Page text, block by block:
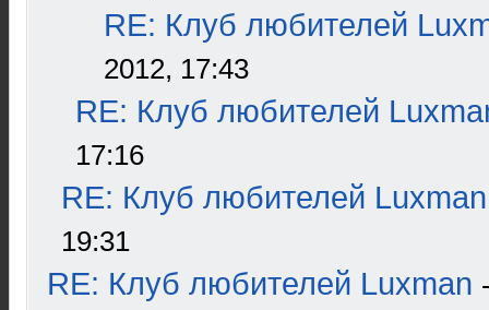
RE: Клуб любителей
2012, 17:43
RE: Клуб любителей
17:16
RE: Клуб любителей Luxman
19:31
RE: Клуб любителей Luxman